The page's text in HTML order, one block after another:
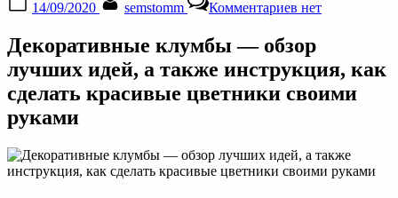
on
14/09/2020 semstomm Комментариевзаписи
и
цветники
своими
руками
нет
Декоративные клумбы — обзор
лучших идей, а также инструкция, как
сделать красивые цветники своими
руками